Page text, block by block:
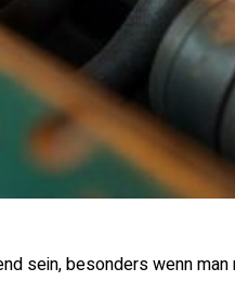
sein, besonders wenn man